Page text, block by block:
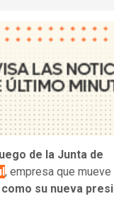
de la Junta de
, empresa que
su nueva